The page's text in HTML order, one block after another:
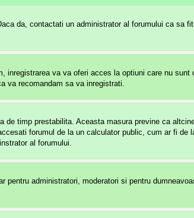
da, contactati un administrator al forumului ca sa
va va oferi acces la optiuni care nu sunt
va recomandam sa va inregistrati.
timp prestabilita. Aceasta masura previne ca
forumul de la un calculator public, cum ar fi de
al forumului.
pentru administratori, moderatori si pentru